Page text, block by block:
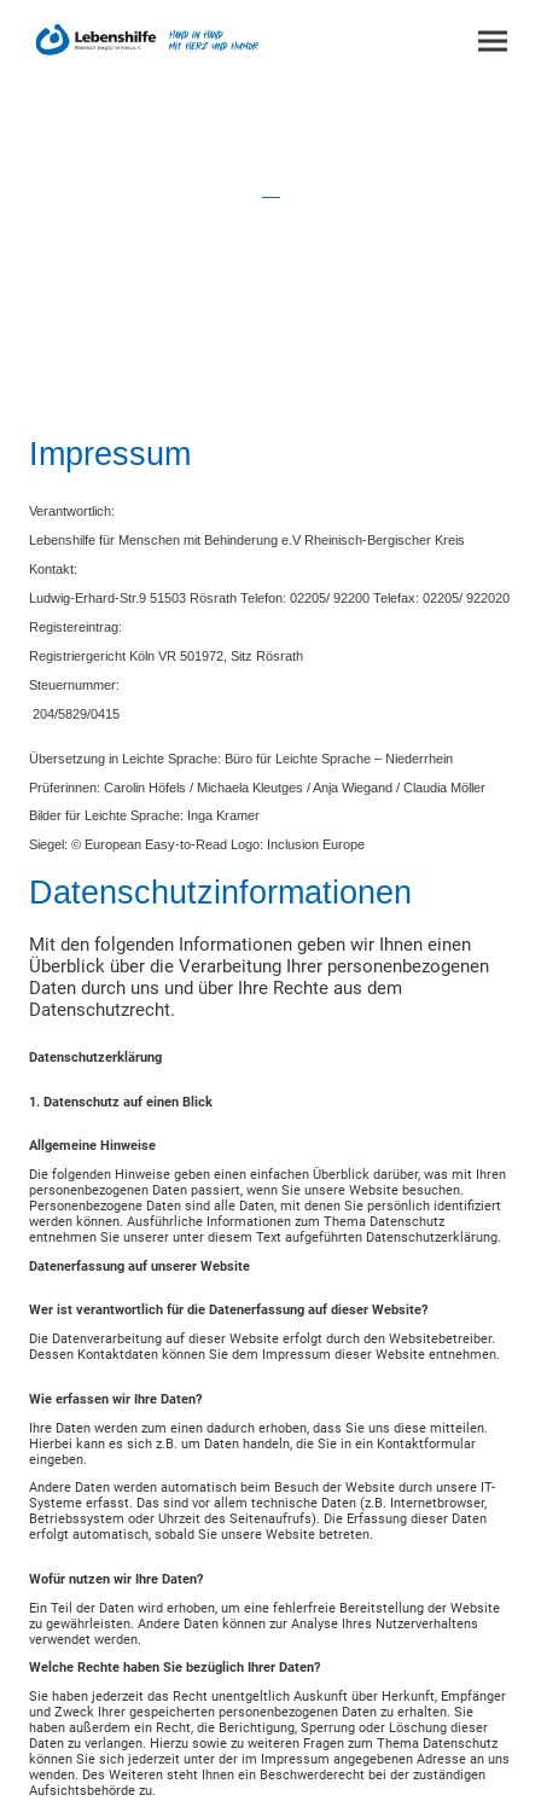
Impressum
Verantwortlich:
Lebenshilfe für Menschen mit Behinderung e.V Rheinisch-Bergischer Kreis
Kontakt:
Ludwig-Erhard-Str.9 51503 Rösrath Telefon: 02205/ 92200 Telefax: 02205/ 922020
Registereintrag:
Registriergericht Köln VR 501972, Sitz Rösrath
Steuernummer:
204/5829/0415
Übersetzung in Leichte Sprache: Büro für Leichte Sprache – Niederrhein
Prüferinnen: Carolin Höfels / Michaela Kleutges / Anja Wiegand / Claudia Möller
Bilder für Leichte Sprache: Inga Kramer
Siegel: © European Easy-to-Read Logo: Inclusion Europe
Datenschutzinformationen
Mit den folgenden Informationen geben wir Ihnen einen
Überblick über die Verarbeitung Ihrer personenbezogenen
Daten durch uns und über Ihre Rechte aus dem
Datenschutzrecht.
Datenschutzerklärung
1. Datenschutz auf einen Blick
Allgemeine Hinweise
Die folgenden Hinweise geben einen einfachen Überblick darüber, was mit Ihren
personenbezogenen Daten passiert, wenn Sie unsere Website besuchen.
Personenbezogene Daten sind alle Daten, mit denen Sie persönlich identifiziert
werden können. Ausführliche Informationen zum Thema Datenschutz
entnehmen Sie unserer unter diesem Text aufgeführten Datenschutzerklärung.
Datenerfassung auf unserer Website
Wer ist verantwortlich für die Datenerfassung auf dieser Website?
Die Datenverarbeitung auf dieser Website erfolgt durch den Websitebetreiber.
Dessen Kontaktdaten können Sie dem Impressum dieser Website entnehmen.
Wie erfassen wir Ihre Daten?
Ihre Daten werden zum einen dadurch erhoben, dass Sie uns diese mitteilen.
Hierbei kann es sich z.B. um Daten handeln, die Sie in ein Kontaktformular
eingeben.
Andere Daten werden automatisch beim Besuch der Website durch unsere IT-
Systeme erfasst. Das sind vor allem technische Daten (z.B. Internetbrowser,
Betriebssystem oder Uhrzeit des Seitenaufrufs). Die Erfassung dieser Daten
erfolgt automatisch, sobald Sie unsere Website betreten.
Wofür nutzen wir Ihre Daten?
Ein Teil der Daten wird erhoben, um eine fehlerfreie Bereitstellung der Website
zu gewährleisten. Andere Daten können zur Analyse Ihres Nutzerverhaltens
verwendet werden.
Welche Rechte haben Sie bezüglich Ihrer Daten?
Sie haben jederzeit das Recht unentgeltlich Auskunft über Herkunft, Empfänger
und Zweck Ihrer gespeicherten personenbezogenen Daten zu erhalten. Sie
haben außerdem ein Recht, die Berichtigung, Sperrung oder Löschung dieser
Daten zu verlangen. Hierzu sowie zu weiteren Fragen zum Thema Datenschutz
können Sie sich jederzeit unter der im Impressum angegebenen Adresse an uns
wenden. Des Weiteren steht Ihnen ein Beschwerderecht bei der zuständigen
Aufsichtsbehörde zu.